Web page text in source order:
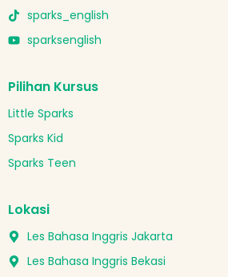
sparks_english
sparksenglish
Pilihan Kursus
Little Sparks
Sparks Kid
Sparks Teen
Lokasi
Les Bahasa Inggris Jakarta
Les Bahasa Inggris Bekasi